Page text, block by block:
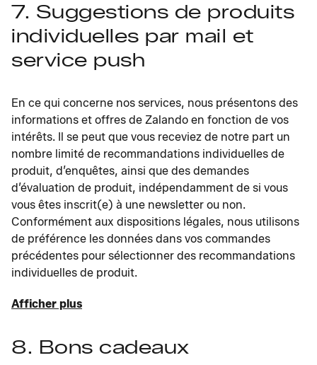
7. Suggestions de produits
individuelles par mail et
service push
En ce qui concerne nos services, nous présentons des
informations et offres de Zalando en fonction de vos
intérêts. Il se peut que vous receviez de notre part un
nombre limité de recommandations individuelles de
produit, d’enquêtes, ainsi que des demandes
d’évaluation de produit, indépendamment de si vous
vous êtes inscrit(e) à une newsletter ou non.
Conformément aux dispositions légales, nous utilisons
de préférence les données dans vos commandes
précédentes pour sélectionner des recommandations
individuelles de produit.
Afficher plus
8. Bons cadeaux